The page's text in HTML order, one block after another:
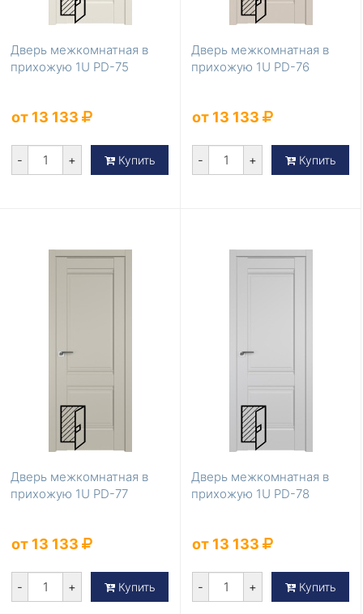
Дверь межкомнатная в
прихожую 1U PD-75
от 13 133
- + Купить
Дверь межкомнатная в
прихожую 1U PD-76
от 13 133
- + Купить
Дверь межкомнатная в
прихожую 1U PD-77
от 13 133
- + Купить
Дверь межкомнатная в
прихожую 1U PD-78
от 13 133
- + Купить